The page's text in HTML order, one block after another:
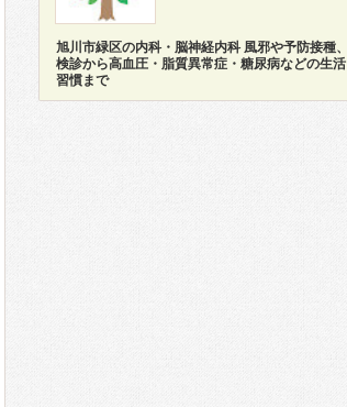
旭川市緑区の内科・脳神経内科 風邪や予防接種、
検診から高血圧・脂質異常症・糖尿病などの生活
習慣まで